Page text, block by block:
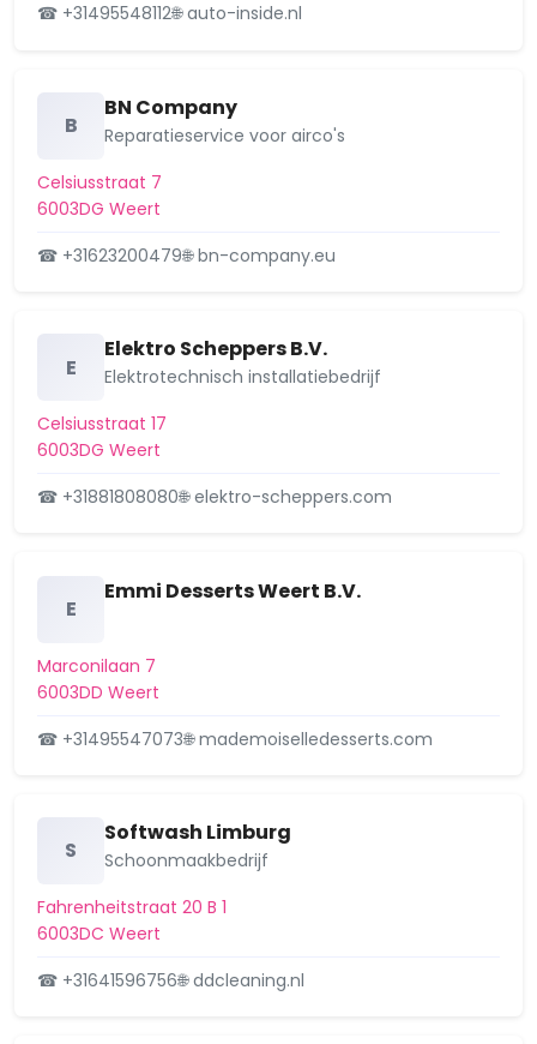
☎ +31495548112🌐 auto-inside.nl
B
BN Company
Reparatieservice voor airco's
Celsiusstraat 7
6003DG Weert
☎ +31623200479🌐 bn-company.eu
E
Elektro Scheppers B.V.
Elektrotechnisch installatiebedrijf
Celsiusstraat 17
6003DG Weert
☎ +31881808080🌐 elektro-scheppers.com
E
Emmi Desserts Weert B.V.
Marconilaan 7
6003DD Weert
☎ +31495547073🌐 mademoiselledesserts.com
S
Softwash Limburg
Schoonmaakbedrijf
Fahrenheitstraat 20 B 1
6003DC Weert
☎ +31641596756🌐 ddcleaning.nl